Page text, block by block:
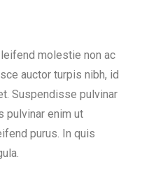
molestie non ac
auctor turpis nibh, id
Suspendisse pulvinar
pulvinar enim ut
purus. In quis